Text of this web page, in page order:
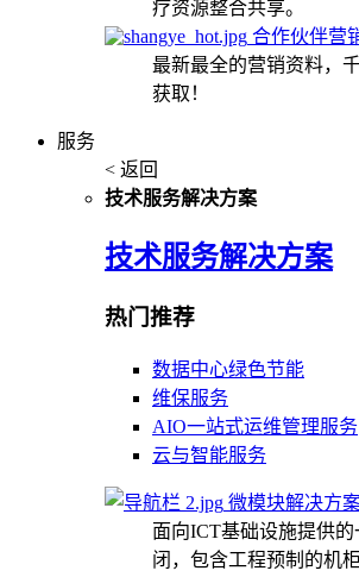
疗资源整合共享。
合作伙伴营
最新最全的营销资料，
获取！
服务
< 返回
技术服务解决方案
技术服务解决方案
热门推荐
数据中心绿色节能
维保服务
AIO一站式运维管理服务
云与智能服务
微模块解决方
面向ICT基础设施提供
闭，包含工程预制的机